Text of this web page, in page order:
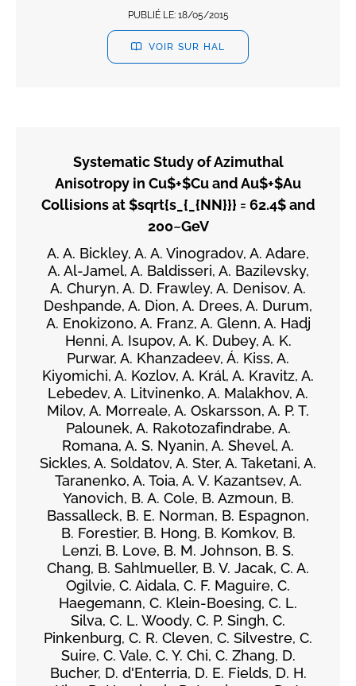
PUBLIÉ LE: 18/05/2015
VOIR SUR HAL
Systematic Study of Azimuthal
Anisotropy in Cu$+$Cu and Au$+$Au
Collisions at $sqrt{s_{_{NN}}} = 62.4$ and
200~GeV
A. A. Bickley, A. A. Vinogradov, A. Adare,
A. Al-Jamel, A. Baldisseri, A. Bazilevsky,
A. Churyn, A. D. Frawley, A. Denisov, A.
Deshpande, A. Dion, A. Drees, A. Durum,
A. Enokizono, A. Franz, A. Glenn, A. Hadj
Henni, A. Isupov, A. K. Dubey, A. K.
Purwar, A. Khanzadeev, Á. Kiss, A.
Kiyomichi, A. Kozlov, A. Král, A. Kravitz, A.
Lebedev, A. Litvinenko, A. Malakhov, A.
Milov, A. Morreale, A. Oskarsson, A. P. T.
Palounek, A. Rakotozafindrabe, A.
Romana, A. S. Nyanin, A. Shevel, A.
Sickles, A. Soldatov, A. Ster, A. Taketani, A.
Taranenko, A. Toia, A. V. Kazantsev, A.
Yanovich, B. A. Cole, B. Azmoun, B.
Bassalleck, B. E. Norman, B. Espagnon,
B. Forestier, B. Hong, B. Komkov, B.
Lenzi, B. Love, B. M. Johnson, B. S.
Chang, B. Sahlmueller, B. V. Jacak, C. A.
Ogilvie, C. Aidala, C. F. Maguire, C.
Haegemann, C. Klein-Boesing, C. L.
Silva, C. L. Woody, C. P. Singh, C.
Pinkenburg, C. R. Cleven, C. Silvestre, C.
Suire, C. Vale, C. Y. Chi, C. Zhang, D.
Bucher, D. d'Enterria, D. E. Fields, D. H.